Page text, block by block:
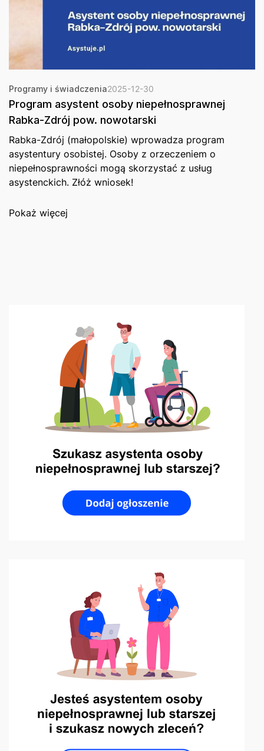
Programy i świadczenia2025-12-30
Program asystent osoby niepełnosprawnej
Rabka-Zdrój pow. nowotarski
Rabka-Zdrój (małopolskie) wprowadza program
asystentury osobistej. Osoby z orzeczeniem o
niepełnosprawności mogą skorzystać z usług
asystenckich. Złóż wniosek!
Pokaż więcej